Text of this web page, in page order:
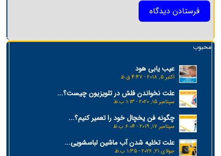
محبوب
عیب یابی هود
اکتبر 5, 2018 - 4:47 ق.ظ
علت نخواندن فلش در تلویزیون چیست؟...
سپتامبر 15, 2020 - 1:13 ب.ظ
چگونه فن یخچال خود را تعمیر کنیم؟...
سپتامبر 17, 2019 - 6:04 ب.ظ
علت تخلیه شدن آب ماشین لباسشویی...
جولای 21, 2026 - 1:35 ب.ظ